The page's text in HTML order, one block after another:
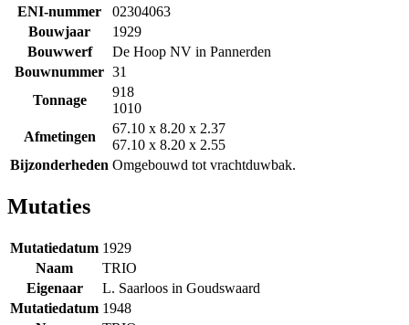
ENI-nummer
02304063
Bouwjaar
1929
Bouwwerf
De Hoop NV in Pannerden
Bouwnummer 31
Tonnage
918
1010
Afmetingen
67.10 x 8.20 x 2.37
67.10 x 8.20 x 2.55
Bijzonderheden Omgebouwd tot vrachtduwbak.
Mutaties
Mutatiedatum 1929
Naam
TRIO
Eigenaar
L. Saarloos in Goudswaard
Mutatiedatum 1948